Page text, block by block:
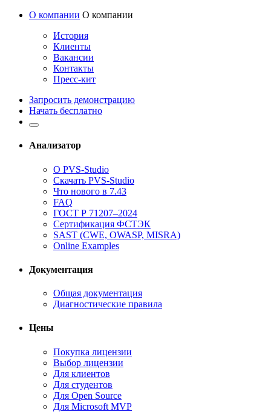
О компании О компании
История
Клиенты
Вакансии
Контакты
Пресс-кит
Запросить демонстрацию
Начать бесплатно
Анализатор
О PVS-Studio
Скачать PVS-Studio
Что нового в 7.43
FAQ
ГОСТ Р 71207–2024
Сертификация ФСТЭК
SAST (CWE, OWASP, MISRA)
Online Examples
Документация
Общая документация
Диагностические правила
Цены
Покупка лицензии
Выбор лицензии
Для клиентов
Для студентов
Для Open Source
Для Microsoft MVP